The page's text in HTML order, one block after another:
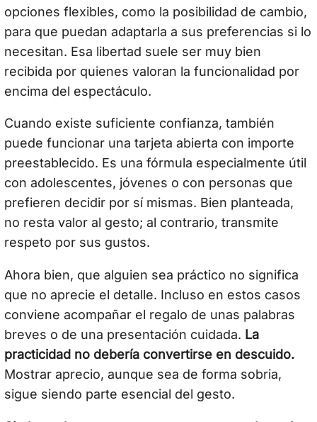
opciones flexibles, como la posibilidad de cambio,
para que puedan adaptarla a sus preferencias si lo
necesitan. Esa libertad suele ser muy bien
recibida por quienes valoran la funcionalidad por
encima del espectáculo.
Cuando existe suficiente confianza, también
puede funcionar una tarjeta abierta con importe
preestablecido. Es una fórmula especialmente útil
con adolescentes, jóvenes o con personas que
prefieren decidir por sí mismas. Bien planteada,
no resta valor al gesto; al contrario, transmite
respeto por sus gustos.
Ahora bien, que alguien sea práctico no significa
que no aprecie el detalle. Incluso en estos casos
conviene acompañar el regalo de unas palabras
breves o de una presentación cuidada. La
practicidad no debería convertirse en descuido.
Mostrar aprecio, aunque sea de forma sobria,
sigue siendo parte esencial del gesto.